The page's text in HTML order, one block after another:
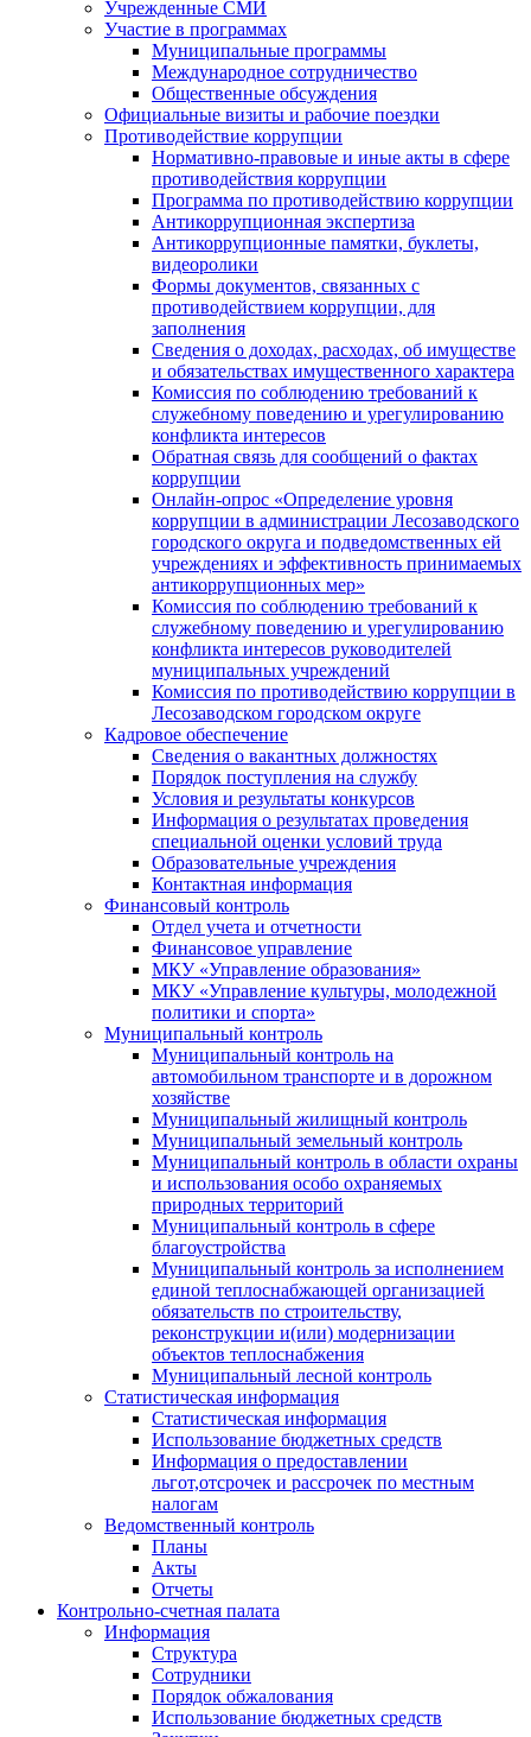
Учрежденные СМИ
Участие в программах
Муниципальные программы
Международное сотрудничество
Общественные обсуждения
Официальные визиты и рабочие поездки
Противодействие коррупции
Нормативно-правовые и иные акты в сфере
противодействия коррупции
Программа по противодействию коррупции
Антикоррупционная экспертиза
Антикоррупционные памятки, буклеты,
видеоролики
Формы документов, связанных с
противодействием коррупции, для
заполнения
Сведения о доходах, расходах, об имуществе
и обязательствах имущественного характера
Комиссия по соблюдению требований к
служебному поведению и урегулированию
конфликта интересов
Обратная связь для сообщений о фактах
коррупции
Онлайн-опрос «Определение уровня
коррупции в администрации Лесозаводского
городского округа и подведомственных ей
учреждениях и эффективность принимаемых
антикоррупционных мер»
Комиссия по соблюдению требований к
служебному поведению и урегулированию
конфликта интересов руководителей
муниципальных учреждений
Комиссия по противодействию коррупции в
Лесозаводском городском округе
Кадровое обеспечение
Сведения о вакантных должностях
Порядок поступления на службу
Условия и результаты конкурсов
Информация о результатах проведения
специальной оценки условий труда
Образовательные учреждения
Контактная информация
Финансовый контроль
Отдел учета и отчетности
Финансовое управление
МКУ «Управление образования»
МКУ «Управление культуры, молодежной
политики и спорта»
Муниципальный контроль
Муниципальный контроль на
автомобильном транспорте и в дорожном
хозяйстве
Муниципальный жилищный контроль
Муниципальный земельный контроль
Муниципальный контроль в области охраны
и использования особо охраняемых
природных территорий
Муниципальный контроль в сфере
благоустройства
Муниципальный контроль за исполнением
единой теплоснабжающей организацией
обязательств по строительству,
реконструкции и(или) модернизации
объектов теплоснабжения
Муниципальный лесной контроль
Статистическая информация
Статистическая информация
Использование бюджетных средств
Информация о предоставлении
льгот,отсрочек и рассрочек по местным
налогам
Ведомственный контроль
Планы
Акты
Отчеты
Контрольно-счетная палата
Информация
Структура
Сотрудники
Порядок обжалования
Использование бюджетных средств